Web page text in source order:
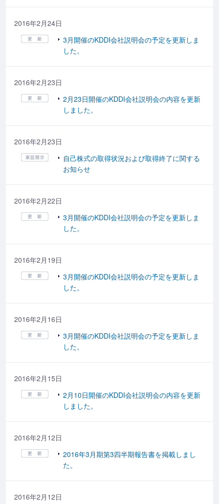
2016年2月24日
3月開催のKDDI会社説明会の予定を更新しま
した。
2016年2月23日
2月23日開催のKDDI会社説明会の内容を更新
しました。
2016年2月23日
自己株式の取得状況および取得終了に関する
お知らせ
2016年2月22日
3月開催のKDDI会社説明会の予定を更新しま
した。
2016年2月19日
3月開催のKDDI会社説明会の予定を更新しま
した。
2016年2月16日
3月開催のKDDI会社説明会の予定を更新しま
した。
2016年2月15日
2月10日開催のKDDI会社説明会の内容を更新
しました。
2016年2月12日
2016年3月期第3四半期報告書を掲載しまし
た。
2016年2月12日